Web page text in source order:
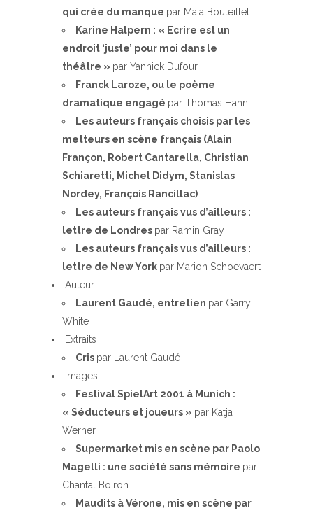
qui crée du manque par Maïa Bouteillet
Karine Halpern : « Ecrire est un
endroit ‘juste’ pour moi dans le
théâtre » par Yannick Dufour
Franck Laroze, ou le poème
dramatique engagé par Thomas Hahn
Les auteurs français choisis par les
metteurs en scène français (Alain
Françon, Robert Cantarella, Christian
Schiaretti, Michel Didym, Stanislas
Nordey, François Rancillac)
Les auteurs français vus d’ailleurs :
lettre de Londres par Ramin Gray
Les auteurs français vus d’ailleurs :
lettre de New York par Marion Schoevaert
Auteur
Laurent Gaudé, entretien par Garry
White
Extraits
Cris par Laurent Gaudé
Images
Festival SpielArt 2001 à Munich :
« Séducteurs et joueurs » par Katja
Werner
Supermarket mis en scène par Paolo
Magelli : une société sans mémoire par
Chantal Boiron
Maudits à Vérone, mis en scène par